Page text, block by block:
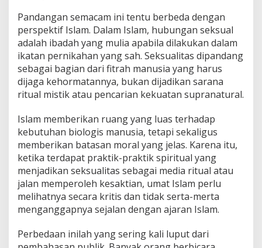
Pandangan semacam ini tentu berbeda dengan
perspektif Islam. Dalam Islam, hubungan seksual
adalah ibadah yang mulia apabila dilakukan dalam
ikatan pernikahan yang sah. Seksualitas dipandang
sebagai bagian dari fitrah manusia yang harus
dijaga kehormatannya, bukan dijadikan sarana
ritual mistik atau pencarian kekuatan supranatural.
Islam memberikan ruang yang luas terhadap
kebutuhan biologis manusia, tetapi sekaligus
memberikan batasan moral yang jelas. Karena itu,
ketika terdapat praktik-praktik spiritual yang
menjadikan seksualitas sebagai media ritual atau
jalan memperoleh kesaktian, umat Islam perlu
melihatnya secara kritis dan tidak serta-merta
menganggapnya sejalan dengan ajaran Islam.
Perbedaan inilah yang sering kali luput dari